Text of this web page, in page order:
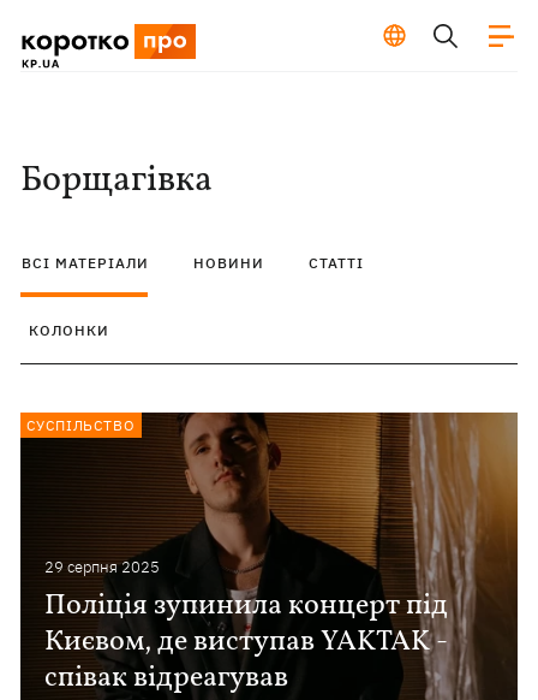
Борщагівка
ВСІ МАТЕРІАЛИ НОВИНИ СТАТТІ
КОЛОНКИ
29 серпня 2025
Поліція зупинила концерт під
Києвом, де виступав YAKTAK -
співак відреагував
СУСПІЛЬСТВО